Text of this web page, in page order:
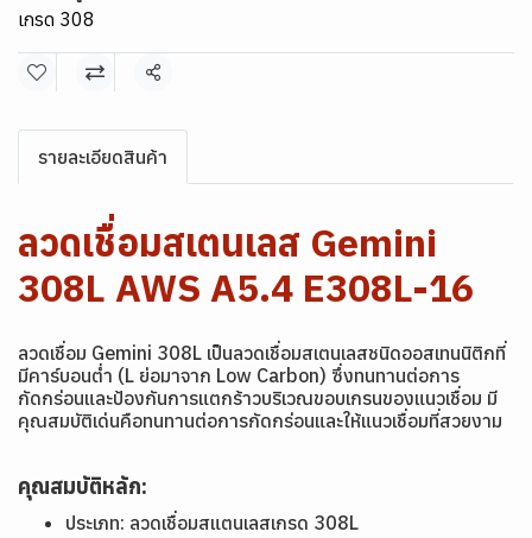
เกรด 308
แชร์
รายละเอียดสินค้า
ลวดเชื่อมสเตนเลส Gemini
308L AWS A5.4 E308L-16
ลวดเชื่อม Gemini 308L เป็นลวดเชื่อมสเตนเลสชนิดออสเทนนิติกที่
มีคาร์บอนต่ำ (L ย่อมาจาก Low Carbon) ซึ่งทนทานต่อการ
กัดกร่อนและป้องกันการแตกร้าวบริเวณขอบเกรนของแนวเชื่อม มี
คุณสมบัติเด่นคือทนทานต่อการกัดกร่อนและให้แนวเชื่อมที่สวยงาม
คุณสมบัติหลัก:
ประเภท: ลวดเชื่อมสแตนเลสเกรด 308L